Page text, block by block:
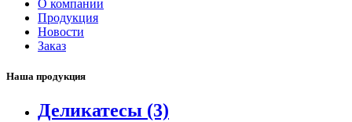
О компании
Продукция
Новости
Заказ
Наша продукция
Деликатесы (3)